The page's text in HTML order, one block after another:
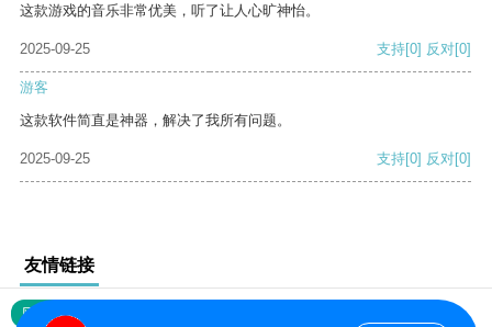
这款游戏的音乐非常优美，听了让人心旷神怡。
2025-09-25 支持[0] 反对[0]
游客
这款软件简直是神器，解决了我所有问题。
2025-09-25 支持[0] 反对[0]
友情链接
网站地图